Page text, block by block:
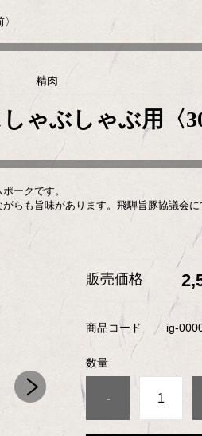
精肉
ゃぶしゃぶ用〈
ークです。
らも旨味があります。飛騨旨豚協議会
販売価格
商品コード ig-
数量
-